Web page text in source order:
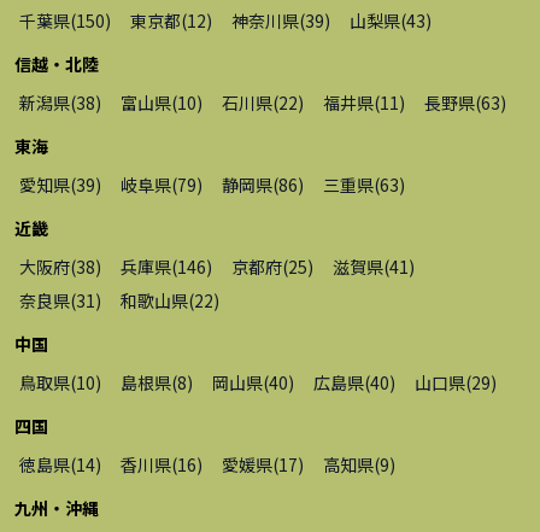
千葉県(150) 東京都(12) 神奈川県(39) 山梨県(43)
信越・北陸
新潟県(38) 富山県(10) 石川県(22) 福井県(11 ) 長野県(63)
東海
愛知県(39) 岐阜県(79) 静岡県(86) 三重県(63)
近畿
大阪府(38) 兵庫県(146) 京都府(25) 滋賀県(41 )
奈良県(31 ) 和歌山県(22)
中国
鳥取県(10) 島根県(8) 岡山県(40) 広島県(40) 山口県(29)
四国
徳島県(14) 香川県(16) 愛媛県(17) 高知県(9)
九州・沖縄